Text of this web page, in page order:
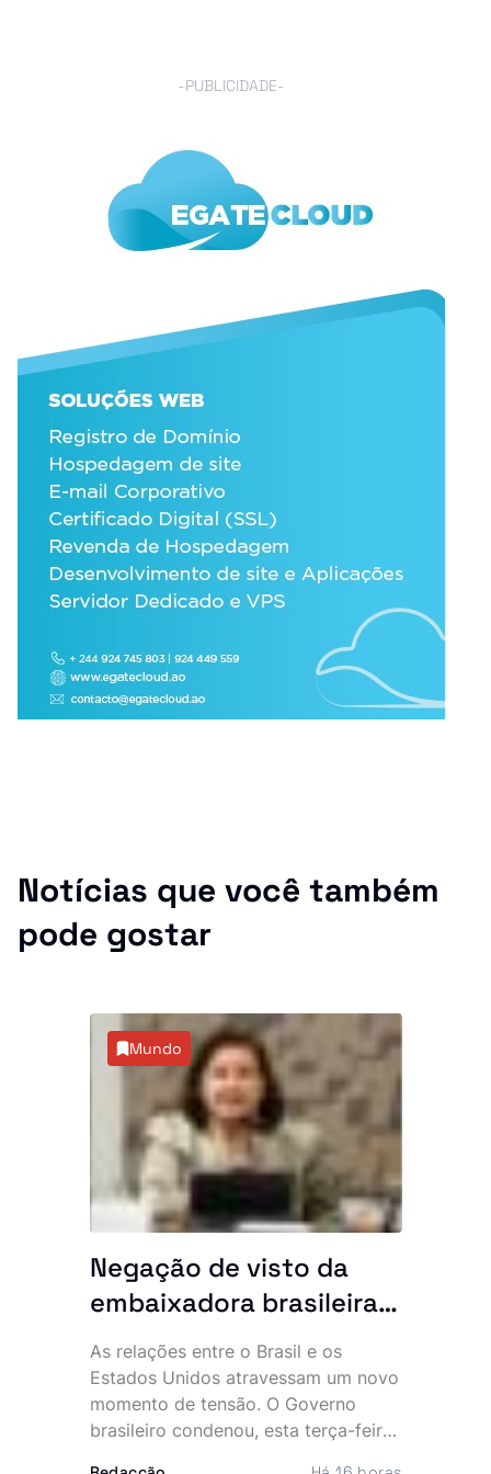
-PUBLICIDADE-
Notícias que você também
pode gostar
Mundo
Negação de visto da
embaixadora brasileira
aos EUA aumenta
tensão entre Brasília e
Washington
As relações entre o Brasil e os
Estados Unidos atravessam um novo
momento de tensão. O Governo
brasileiro condenou, esta terça-feira,